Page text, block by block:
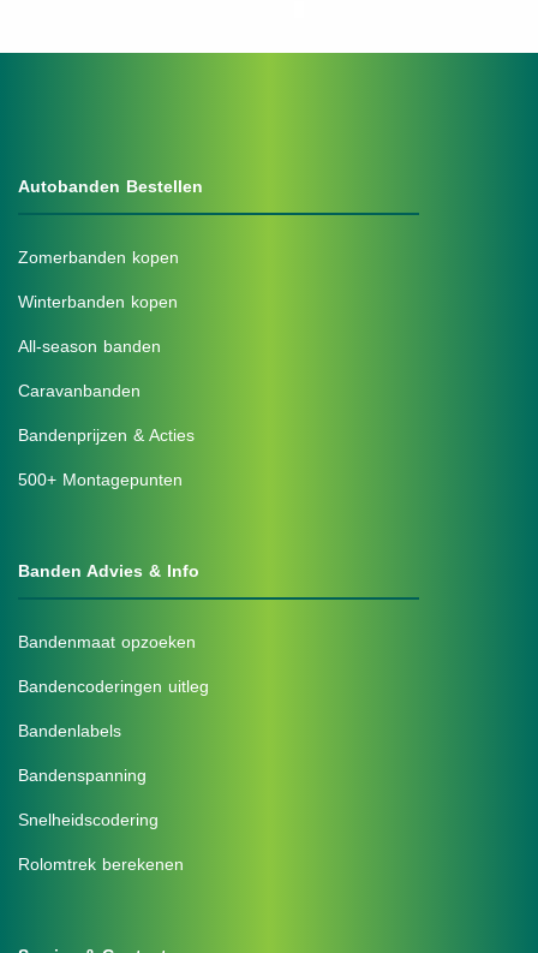
Autobanden Bestellen
Zomerbanden kopen
Winterbanden kopen
All-season banden
Caravanbanden
Bandenprijzen & Acties
500+ Montagepunten
Banden Advies & Info
Bandenmaat opzoeken
Bandencoderingen uitleg
Bandenlabels
Bandenspanning
Snelheidscodering
Rolomtrek berekenen